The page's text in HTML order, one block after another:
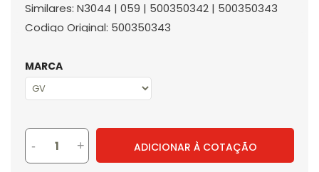
Similares: N3044 | 059 | 500350342 | 500350343
Codigo Original: 500350343
MARCA
- + ADICIONAR À COTAÇÃO